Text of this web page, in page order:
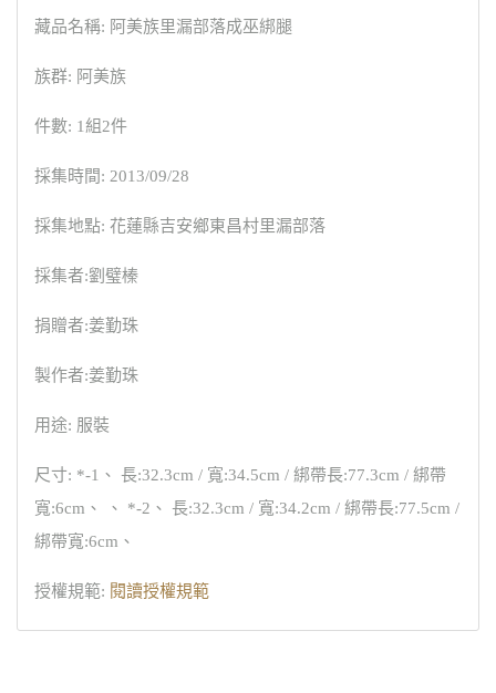
藏品名稱: 阿美族里漏部落成巫綁腿
族群: 阿美族
件數: 1組2件
採集時間: 2013/09/28
採集地點: 花蓮縣吉安鄉東昌村里漏部落
採集者:劉璧榛
捐贈者:姜勤珠
製作者:姜勤珠
用途: 服裝
尺寸: *-1、 長:32.3cm / 寬:34.5cm / 綁帶長:77.3cm / 綁帶
寬:6cm、 、 *-2、 長:32.3cm / 寬:34.2cm / 綁帶長:77.5cm /
綁帶寬:6cm、
授權規範: 閱讀授權規範